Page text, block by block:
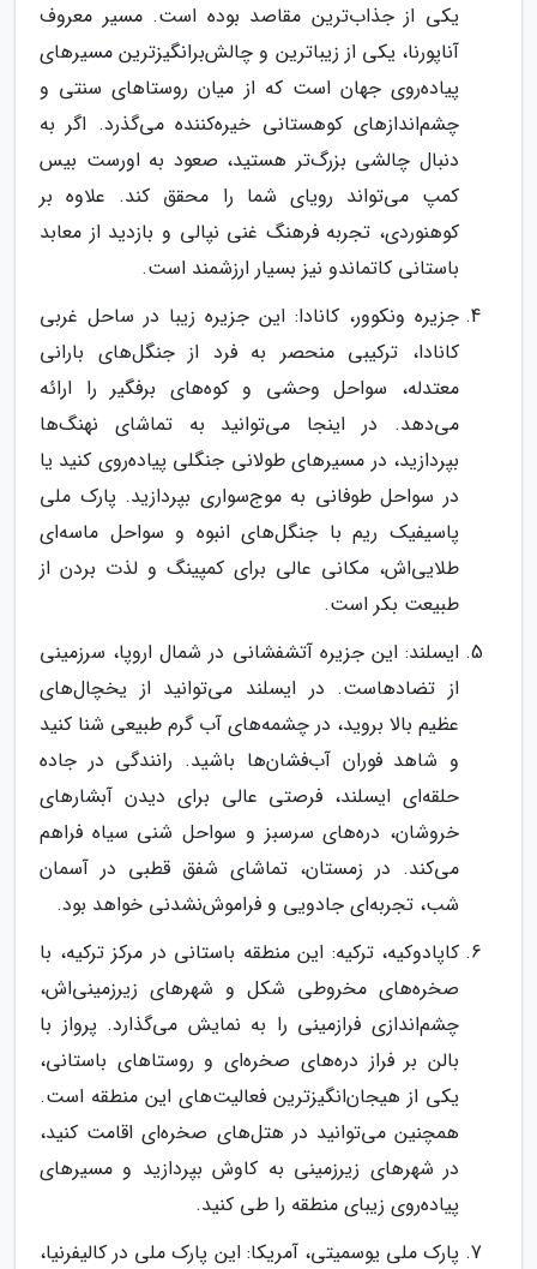
یکی از جذاب‌ترین مقاصد بوده است. مسیر معروف
آناپورنا، یکی از زیباترین و چالش‌برانگیزترین مسیرهای
پیاده‌روی جهان است که از میان روستاهای سنتی و
چشم‌اندازهای کوهستانی خیره‌کننده می‌گذرد. اگر به
دنبال چالشی بزرگ‌تر هستید، صعود به اورست بیس
کمپ می‌تواند رویای شما را محقق کند. علاوه بر
کوهنوردی، تجربه فرهنگ غنی نپالی و بازدید از معابد
باستانی کاتماندو نیز بسیار ارزشمند است.
جزیره ونکوور، کانادا: این جزیره زیبا در ساحل غربی
کانادا، ترکیبی منحصر به فرد از جنگل‌های بارانی
معتدله، سواحل وحشی و کوه‌های برفگیر را ارائه
می‌دهد. در اینجا می‌توانید به تماشای نهنگ‌ها
بپردازید، در مسیرهای طولانی جنگلی پیاده‌روی کنید یا
در سواحل طوفانی به موج‌سواری بپردازید. پارک ملی
پاسیفیک ریم با جنگل‌های انبوه و سواحل ماسه‌ای
طلایی‌اش، مکانی عالی برای کمپینگ و لذت بردن از
طبیعت بکر است.
ایسلند: این جزیره آتشفشانی در شمال اروپا، سرزمینی
از تضادهاست. در ایسلند می‌توانید از یخچال‌های
عظیم بالا بروید، در چشمه‌های آب گرم طبیعی شنا کنید
و شاهد فوران آب‌فشان‌ها باشید. رانندگی در جاده
حلقه‌ای ایسلند، فرصتی عالی برای دیدن آبشارهای
خروشان، دره‌های سرسبز و سواحل شنی سیاه فراهم
می‌کند. در زمستان، تماشای شفق قطبی در آسمان
شب، تجربه‌ای جادویی و فراموش‌نشدنی خواهد بود.
کاپادوکیه، ترکیه: این منطقه باستانی در مرکز ترکیه، با
صخره‌های مخروطی شکل و شهرهای زیرزمینی‌اش،
چشم‌اندازی فرازمینی را به نمایش می‌گذارد. پرواز با
بالن بر فراز دره‌های صخره‌ای و روستاهای باستانی،
یکی از هیجان‌انگیزترین فعالیت‌های این منطقه است.
همچنین می‌توانید در هتل‌های صخره‌ای اقامت کنید،
در شهرهای زیرزمینی به کاوش بپردازید و مسیرهای
پیاده‌روی زیبای منطقه را طی کنید.
پارک ملی یوسمیتی، آمریکا: این پارک ملی در کالیفرنیا،